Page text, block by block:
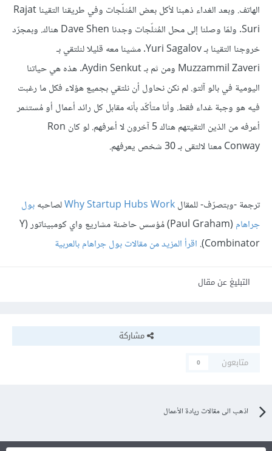
الهاتف. وبعد الغداء ذهبنا لأكل بعض المُثلّجات وفي طريقنا التقينا Rajat
Suri. ولمّا وصلنا إلى محل المُثلّجات وجدنا Dave Shen هناك. وبمجرّد
خروجنا التقينا بـ Yuri Sagalov. مشينا معه قليلا لنلتقي بـ
Muzzammil Zaveri ومن ثم بـ Aydin Senkut. هذه هي حياتنا
اليومية في بالو آلتو. لم نكن نحاول أن نلتقي بجميع هؤلاء فكل ما رغبت
فيه هو وجبة غداء فقط. وأنا متأكّد بأنه مقابل كل رائد أعمال أو مُستثمر
أعرفه من الذين التقيتهم هناك 5 آخرون لا أعرفهم. لو كان Ron
Conway معنا لالتقى بـ 30 شخص يعرفهم.
ترجمة -وبتصرّف- للمقالWhy Startup Hubs Workلصاحبهبول
جراهام
(Paul Graham) مُؤسس حاضنة مشاريع واي كومبيناتور (Y
Combinator). اقرأ المزيد من مقالات بول جراهام بالعربية
التبليغ عن مقال
مشاركة
متابعون
0
اذهب الى مقالات ريادة الأعمال